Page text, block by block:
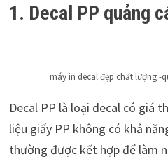
1. Decal PP quảng
máy in decal đẹp chất lượng -
Decal PP là loại decal có giá
liệu giấy PP không có khả
thường được kết hợp để làm